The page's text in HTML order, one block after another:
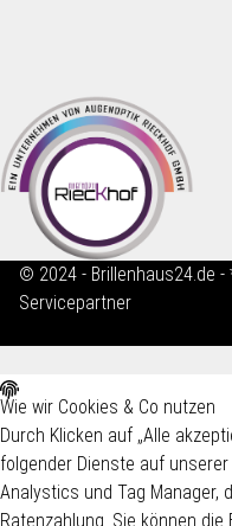
© 2024 - Brillenhaus24.de -
Servicepartner
Wie wir Cookies & Co nutzen
Durch Klicken auf „Alle
folgender Dienste auf unserer
Analystics und Tag Manager,
Ratenzahlung. Sie können